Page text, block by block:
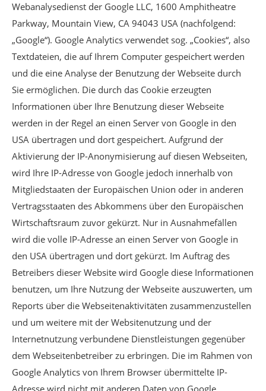
Webanalysedienst der Google LLC, 1600 Amphitheatre
Parkway, Mountain View, CA 94043 USA (nachfolgend:
„Google“). Google Analytics verwendet sog. „Cookies“, also
Textdateien, die auf Ihrem Computer gespeichert werden
und die eine Analyse der Benutzung der Webseite durch
Sie ermöglichen. Die durch das Cookie erzeugten
Informationen über Ihre Benutzung dieser Webseite
werden in der Regel an einen Server von Google in den
USA übertragen und dort gespeichert. Aufgrund der
Aktivierung der IP-Anonymisierung auf diesen Webseiten,
wird Ihre IP-Adresse von Google jedoch innerhalb von
Mitgliedstaaten der Europäischen Union oder in anderen
Vertragsstaaten des Abkommens über den Europäischen
Wirtschaftsraum zuvor gekürzt. Nur in Ausnahmefällen
wird die volle IP-Adresse an einen Server von Google in
den USA übertragen und dort gekürzt. Im Auftrag des
Betreibers dieser Website wird Google diese Informationen
benutzen, um Ihre Nutzung der Webseite auszuwerten, um
Reports über die Webseitenaktivitäten zusammenzustellen
und um weitere mit der Websitenutzung und der
Internetnutzung verbundene Dienstleistungen gegenüber
dem Webseitenbetreiber zu erbringen. Die im Rahmen von
Google Analytics von Ihrem Browser übermittelte IP-
Adresse wird nicht mit anderen Daten von Google